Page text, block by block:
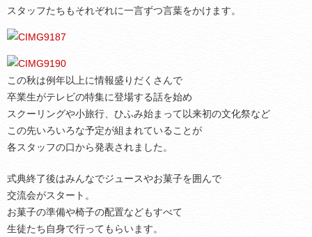
スタッフたちもそれぞれに一言ずつ言葉をかけます。
この秋は例年以上に情報盛りだくさんで
卒業生がテレビの特集に登場する話を始め
スクーリングや小旅行、ひふみ始まって以来初の文化祭など
この先いろいろな予定が組まれていることが
各スタッフの口から発表されました。
式典終了後はみんなでジュースやお菓子を囲んで
交流会がスタート。
お菓子の準備や椅子の配置などもすべて
生徒たち自身で行ってもらいます。